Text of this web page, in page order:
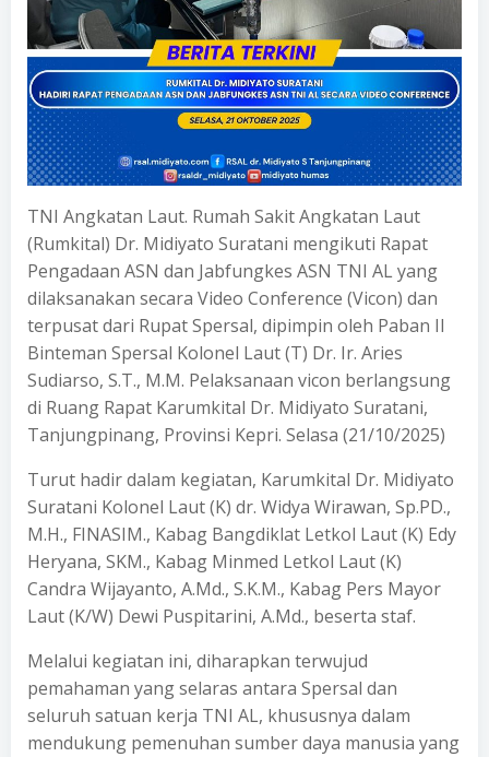
TNI Angkatan Laut. Rumah Sakit Angkatan Laut
(Rumkital) Dr. Midiyato Suratani mengikuti Rapat
Pengadaan ASN dan Jabfungkes ASN TNI AL yang
dilaksanakan secara Video Conference (Vicon) dan
terpusat dari Rupat Spersal, dipimpin oleh Paban II
Binteman Spersal Kolonel Laut (T) Dr. Ir. Aries
Sudiarso, S.T., M.M. Pelaksanaan vicon berlangsung
di Ruang Rapat Karumkital Dr. Midiyato Suratani,
Tanjungpinang, Provinsi Kepri. Selasa (21/10/2025)
Turut hadir dalam kegiatan, Karumkital Dr. Midiyato
Suratani Kolonel Laut (K) dr. Widya Wirawan, Sp.PD.,
M.H., FINASIM., Kabag Bangdiklat Letkol Laut (K) Edy
Heryana, SKM., Kabag Minmed Letkol Laut (K)
Candra Wijayanto, A.Md., S.K.M., Kabag Pers Mayor
Laut (K/W) Dewi Puspitarini, A.Md., beserta staf.
Melalui kegiatan ini, diharapkan terwujud
pemahaman yang selaras antara Spersal dan
seluruh satuan kerja TNI AL, khususnya dalam
mendukung pemenuhan sumber daya manusia yang